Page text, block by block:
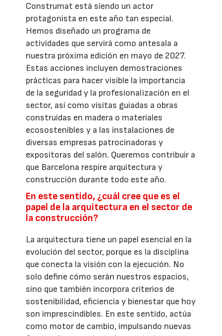
Construmat está siendo un actor
protagonista en este año tan especial.
Hemos diseñado un programa de
actividades que servirá como antesala a
nuestra próxima edición en mayo de 2027.
Estas acciones incluyen demostraciones
prácticas para hacer visible la importancia
de la seguridad y la profesionalización en el
sector, así como visitas guiadas a obras
construidas en madera o materiales
ecosostenibles y a las instalaciones de
diversas empresas patrocinadoras y
expositoras del salón. Queremos contribuir a
que Barcelona respire arquitectura y
construcción durante todo este año.
En este sentido, ¿cuál cree que es el
papel de la arquitectura en el sector de
la construcción?
La arquitectura tiene un papel esencial en la
evolución del sector, porque es la disciplina
que conecta la visión con la ejecución. No
solo define cómo serán nuestros espacios,
sino que también incorpora criterios de
sostenibilidad, eficiencia y bienestar que hoy
son imprescindibles. En este sentido, actúa
como motor de cambio, impulsando nuevas